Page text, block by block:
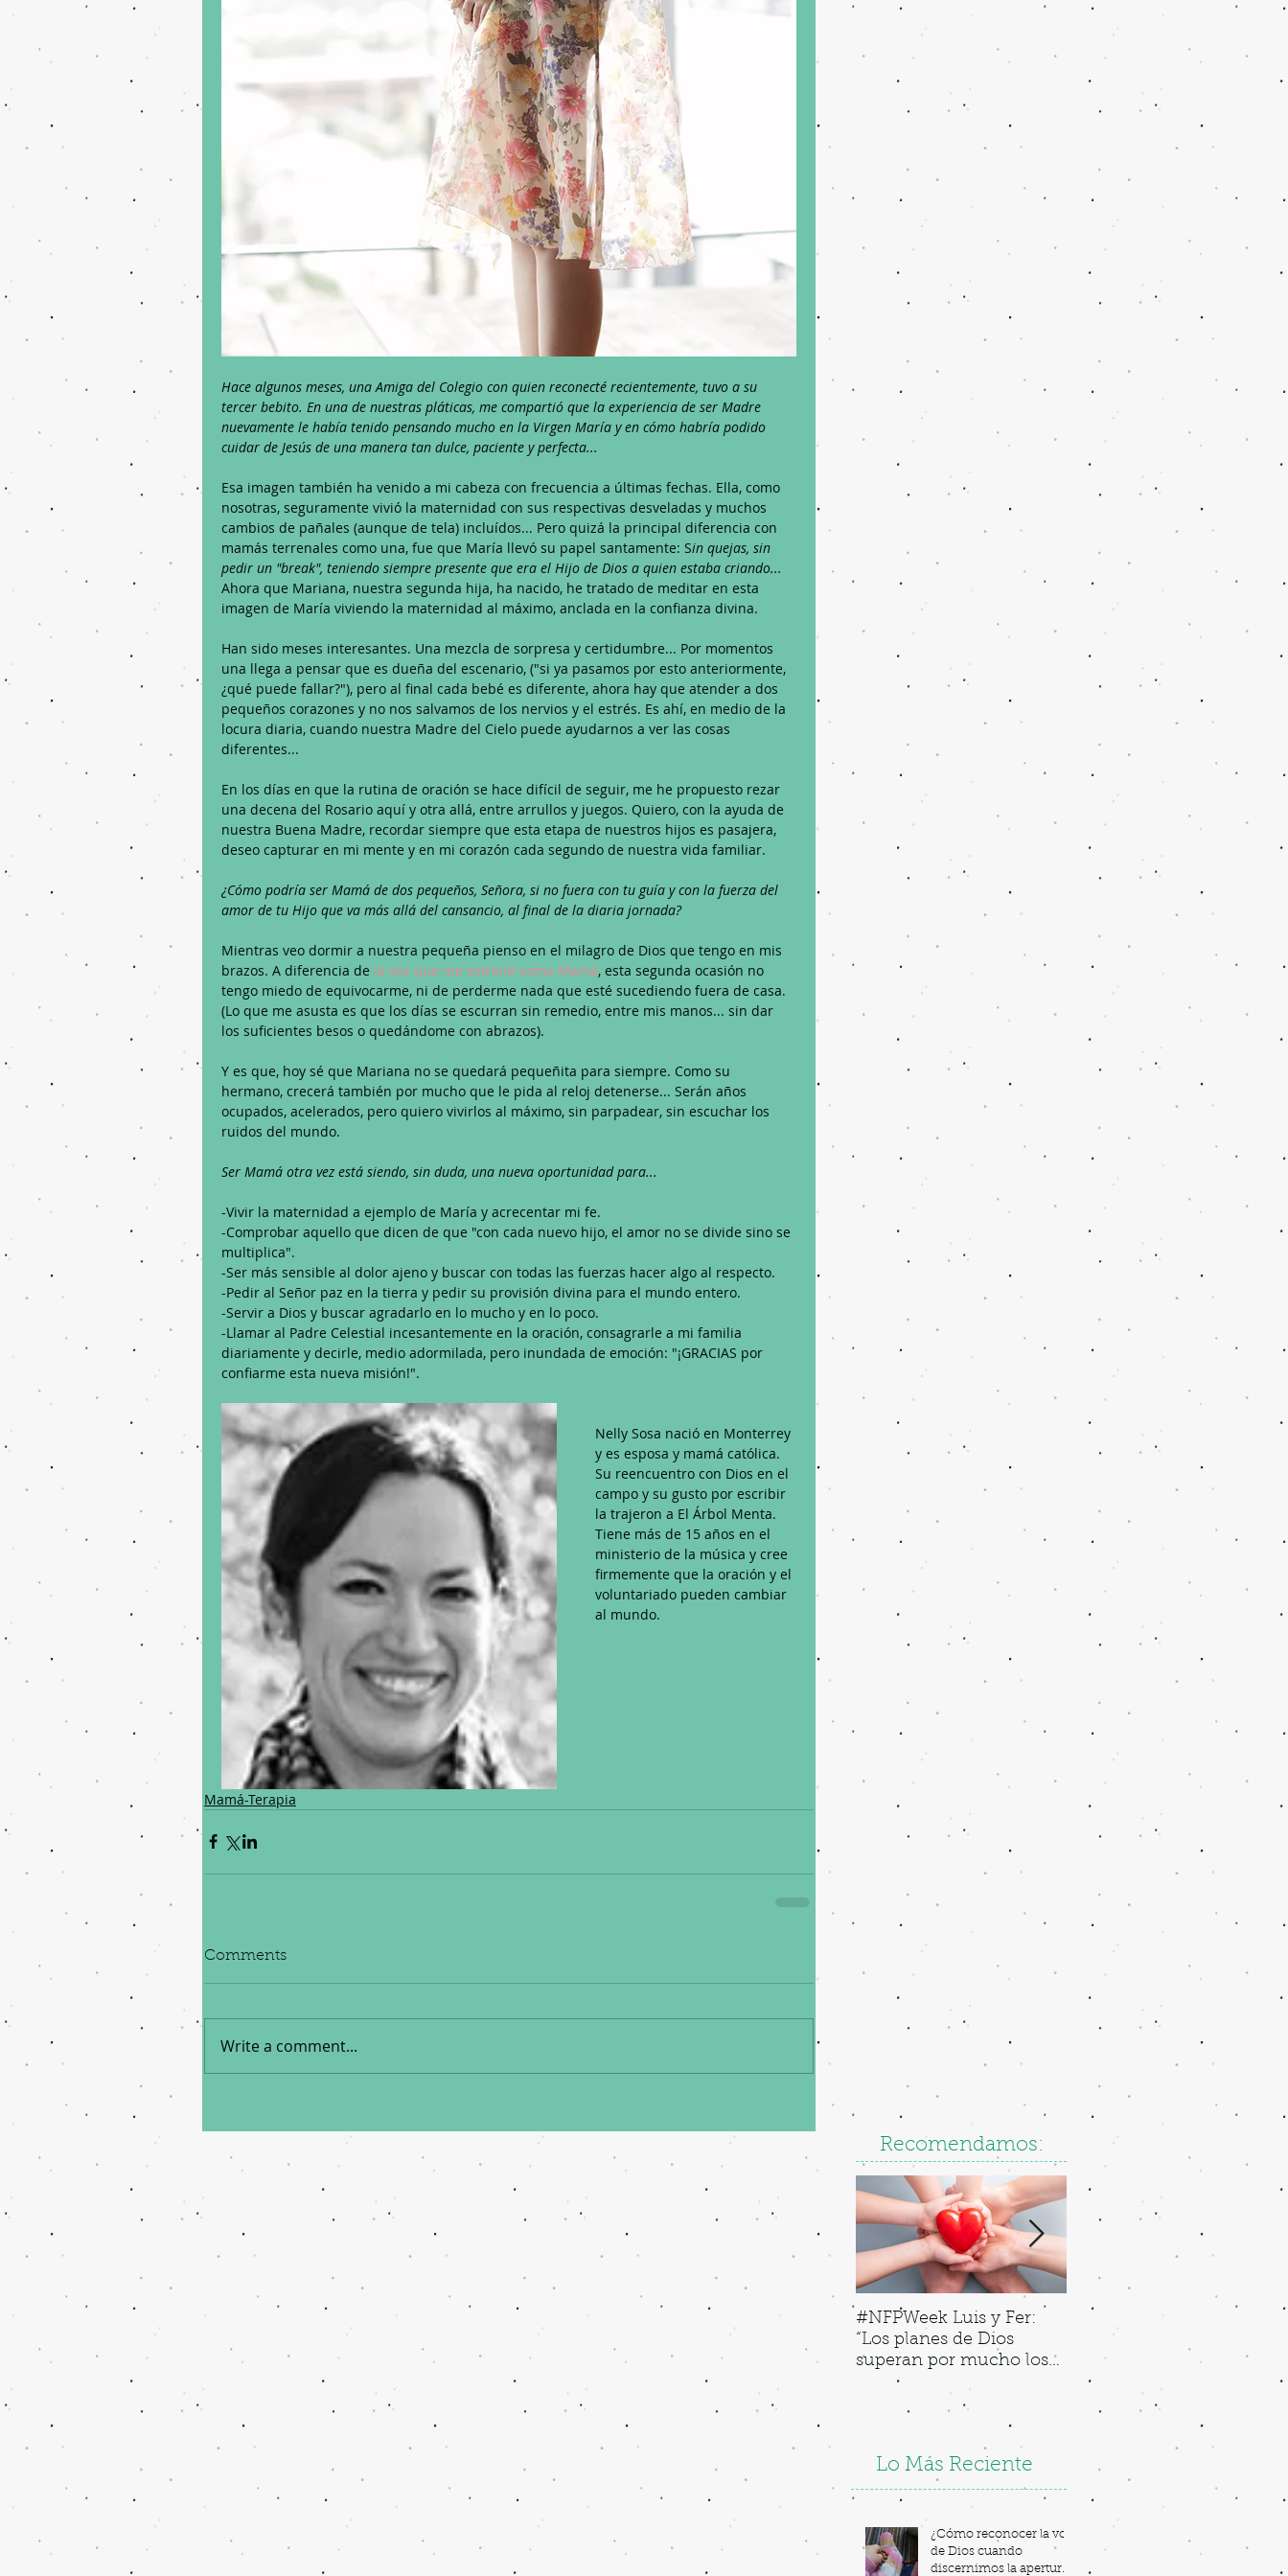
Hace algunos meses, una Amiga del Colegio con quien reconecté recientemente, tuvo a su
tercer bebito. En una de nuestras pláticas, me compartió que la experiencia de ser Madre
nuevamente le había tenido pensando mucho en la Virgen María y en cómo habría podido
cuidar de Jesús de una manera tan dulce, paciente y perfecta...
Esa imagen también ha venido a mi cabeza con frecuencia a últimas fechas. Ella, como
nosotras, seguramente vivió la maternidad con sus respectivas desveladas y muchos
cambios de pañales (aunque de tela) incluídos... Pero quizá la principal diferencia con
mamás terrenales como una, fue que María llevó su papel santamente: Sin quejas, sin
pedir un "break", teniendo siempre presente que era el Hijo de Dios a quien estaba criando...
Ahora que Mariana, nuestra segunda hija, ha nacido, he tratado de meditar en esta
imagen de María viviendo la maternidad al máximo, anclada en la confianza divina.
Han sido meses interesantes. Una mezcla de sorpresa y certidumbre... Por momentos
una llega a pensar que es dueña del escenario, ("si ya pasamos por esto anteriormente,
¿qué puede fallar?"), pero al final cada bebé es diferente, ahora hay que atender a dos
pequeños corazones y no nos salvamos de los nervios y el estrés. Es ahí, en medio de la
locura diaria, cuando nuestra Madre del Cielo puede ayudarnos a ver las cosas
diferentes...
En los días en que la rutina de oración se hace difícil de seguir, me he propuesto rezar
una decena del Rosario aquí y otra allá, entre arrullos y juegos. Quiero, con la ayuda de
nuestra Buena Madre, recordar siempre que esta etapa de nuestros hijos es pasajera,
deseo capturar en mi mente y en mi corazón cada segundo de nuestra vida familiar.
¿Cómo podría ser Mamá de dos pequeños, Señora, si no fuera con tu guía y con la fuerza del
amor de tu Hijo que va más allá del cansancio, al final de la diaria jornada?
Mientras veo dormir a nuestra pequeña pienso en el milagro de Dios que tengo en mis
brazos. A diferencia de la vez que me estrené como Mamá, esta segunda ocasión no
tengo miedo de equivocarme, ni de perderme nada que esté sucediendo fuera de casa.
(Lo que me asusta es que los días se escurran sin remedio, entre mis manos... sin dar
los suficientes besos o quedándome con abrazos).
Y es que, hoy sé que Mariana no se quedará pequeñita para siempre. Como su
hermano, crecerá también por mucho que le pida al reloj detenerse... Serán años
ocupados, acelerados, pero quiero vivirlos al máximo, sin parpadear, sin escuchar los
ruidos del mundo.
Ser Mamá otra vez está siendo, sin duda, una nueva oportunidad para...
-Vivir la maternidad a ejemplo de María y acrecentar mi fe.
-Comprobar aquello que dicen de que "con cada nuevo hijo, el amor no se divide sino se
multiplica".
-Ser más sensible al dolor ajeno y buscar con todas las fuerzas hacer algo al respecto.
-Pedir al Señor paz en la tierra y pedir su provisión divina para el mundo entero.
-Servir a Dios y buscar agradarlo en lo mucho y en lo poco.
-Llamar al Padre Celestial incesantemente en la oración, consagrarle a mi familia
diariamente y decirle, medio adormilada, pero inundada de emoción: "¡GRACIAS por
confiarme esta nueva misión!".
Nelly Sosa nació en Monterrey
y es esposa y mamá católica.
Su reencuentro con Dios en el
campo y su gusto por escribir
la trajeron a El Árbol Menta.
Tiene más de 15 años en el
ministerio de la música y cree
firmemente que la oración y el
voluntariado pueden cambiar
al mundo.
Mamá-Terapia
Comments
Write a comment...
Recomendamos:
#NFPWeek Luis y Fer:
“Los planes de Dios
superan por mucho los
nuestros”.
"My Lady of Guadalupe"
Lo Más Reciente
¿Cómo reconocer la voz
de Dios cuando
discernimos la apertura